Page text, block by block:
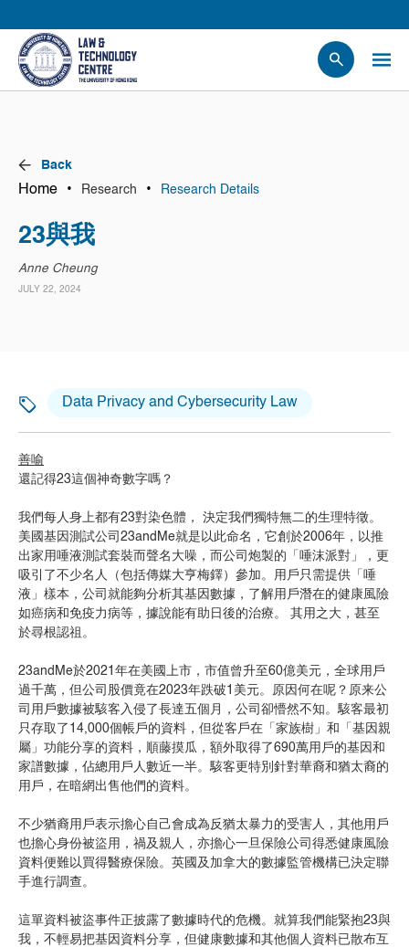
News
Research
Opportunities
Projects
Contact Us
Back
Home • Research • Research Details
23與我
Anne Cheung
JULY 22, 2024
Data Privacy and Cybersecurity Law
善喻
還記得23這個神奇數字嗎？
我們每人身上都有23對染色體， 決定我們獨特無二的生理特徵。
美國基因測試公司23andMe就是以此命名，它創於2006年，以推
出家用唾液測試套裝而聲名大噪，而公司炮製的「唾沫派對」，更
吸引了不少名人（包括傳媒大亨梅鐸）參加。用戶只需提供「唾
液」樣本，公司就能夠分析其基因數據，了解用戶潛在的健康風險
如癌病和免疫力病等，據說能有助日後的治療。 其用之大，甚至
於尋根認祖。
23andMe於2021年在美國上市，市值曾升至60億美元，全球用戶
過千萬，但公司股價竟在2023年跌破1美元。原因何在呢？原来公
司用戶數據被駭客入侵了長達五個月，公司卻懵然不知。駭客最初
只存取了14,000個帳戶的資料，但從客戶在「家族樹」和「基因親
屬」功能分享的資料，順藤摸瓜，額外取得了690萬用戶的基因和
家譜數據，佔總用戶人數近一半。駭客更特別針對華裔和猶太裔的
用戶，在暗網出售他們的資料。
不少猶裔用戶表示擔心自己會成為反猶太暴力的受害人，其他用戶
也擔心身份被盜用，禍及親人，亦擔心一旦保險公司得悉健康風險
資料便難以買得醫療保險。英國及加拿大的數據監管機構已決定聯
手進行調查。
這單資料被盜事件正披露了數據時代的危機。就算我們能緊抱23與
我，不輕易把基因資料分享，但健康數據和其他個人資料已散布互